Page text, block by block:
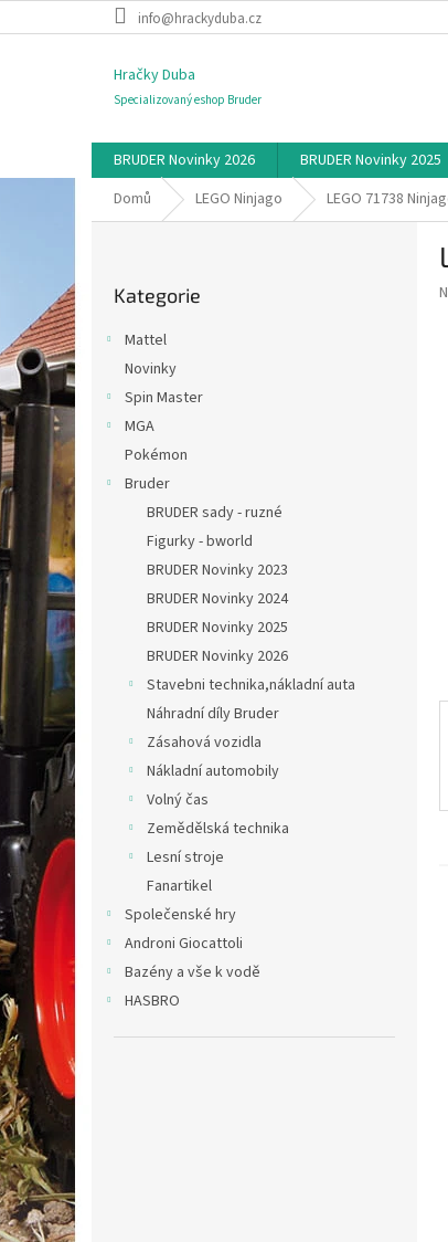
na
info@hrackyduba.cz
Hračky Duba
Specializovaný eshop Bruder
BRUDER Novinky 2026 BRUDER Novinky 2025
Domů
LEGO Ninjago LEGO 71738
kategorie
Kategorie
Mattel
Novinky
Spin Master
MGA
Pokémon
Bruder
BRUDER sady - ruzné
Figurky - bworld
BRUDER Novinky 2023
BRUDER Novinky 2024
BRUDER Novinky 2025
BRUDER Novinky 2026
Stavebni technika,nákladní auta
Náhradní díly Bruder
Zásahová vozidla
Nákladní automobily
Volný čas
Zemědělská technika
Lesní stroje
Fanartikel
Společenské hry
Androni Giocattoli
Bazény a vše k vodě
HASBRO